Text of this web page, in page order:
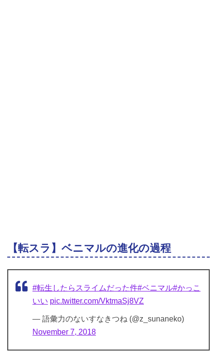
【転スラ】ベニマルの進化の過程
#転生したらスライムだった件#ベニマル#かっこ
いい pic.twitter.com/VktmaSj8VZ
— 語彙力のないすなきつね (@z_sunaneko)
November 7, 2018